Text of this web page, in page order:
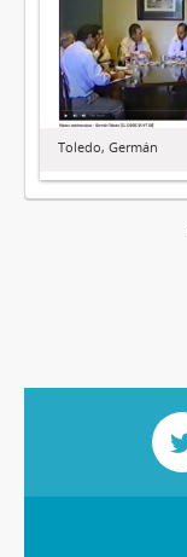
Toledo, Germán